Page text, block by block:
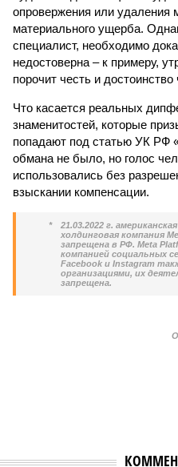
опровержения или удаления
материального ущерба.
специалист, необходимо
недостоверна – к примеру,
порочит честь и достоинство
Что касается реальных
знаменитостей, которые
попадают под статью УК РФ
обмана не было, но голос
использовались без
взыскании компенсации.
*
21.03.2022 г.
холдинговая компания
запрещена в РФ. Meta
компанией социальных
Facebook и Instagram
организациями, их
запрещена.